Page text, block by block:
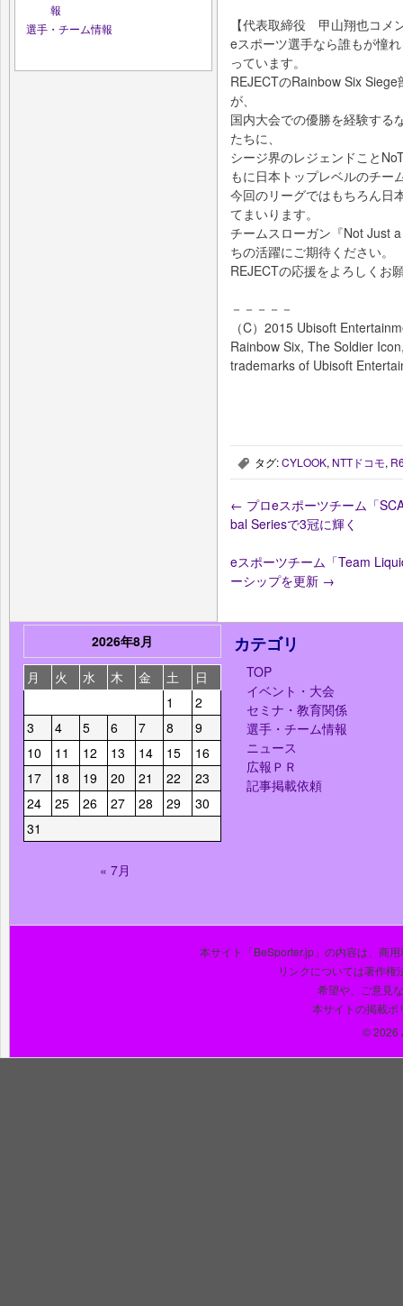
報
選手・チーム情報
【代表取締役 甲山翔也コメ
eスポーツ選手なら誰もが憧
っています。
REJECTのRainbow Six
が、
国内大会での優勝を経験する
たちに、
シージ界のレジェンドこと
もに日本トップレベルのチー
今回のリーグではもちろん日
てまいります。
チームスローガン『Not Just
ちの活躍にご期待ください。
REJECTの応援をよろしくお
－－－－－
（C）2015 Ubisoft
Rainbow Six, The Soldier
trademarks of Ubisoft
, タグ:CYLOOK, NTTドコモ,
← プロeスポーツチーム「
bal Seriesで3冠に輝く
eスポーツチーム「Team
ーシップを更新 →
2026年8月
月
火 水 木 金 土
日
1
2
3
4 5 6 7 8
9
10
11 12 13 14 15
16
17
18 19 20 21 22
23
24
25 26 27 28 29
30
31
« 7月
カテゴリ
TOP
イベント・大会
セミナ・教育関係
選手・チーム情報
ニュース
広報ＰＲ
記事掲載依頼
本サイト「BeSporter.jp」の内容は、商
リンクについては著作権
希望や、ご意見
本サイトの掲載ポ
© 2026